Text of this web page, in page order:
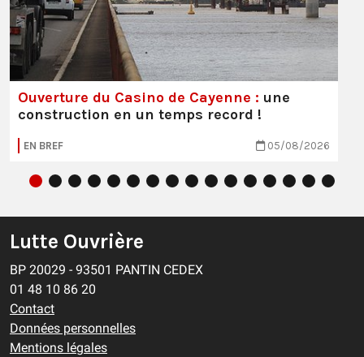
Ouverture du Casino de Cayenne : une
construction en un temps record !
EN BREF 05/08/2026
Lutte Ouvrière
BP 20029 - 93501 PANTIN CEDEX
01 48 10 86 20
Contact
Données personnelles
Mentions légales